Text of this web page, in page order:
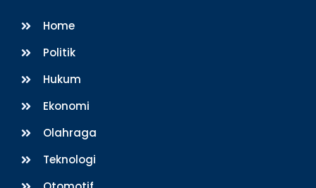
Home
Politik
Hukum
Ekonomi
Olahraga
Teknologi